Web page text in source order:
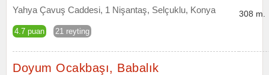
Yahya Çavuş Caddesi, 1 Nişantaş, Selçuklu, Konya
4.7 puan 21 reyting
308 m.
Doyum Ocakbaşı, Babalık